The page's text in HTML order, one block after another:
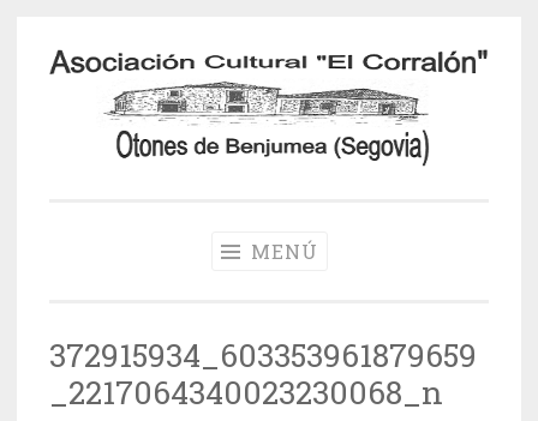
Saltar
contenido
MENÚ
372915934_603353961879659
_2217064340023230068_n